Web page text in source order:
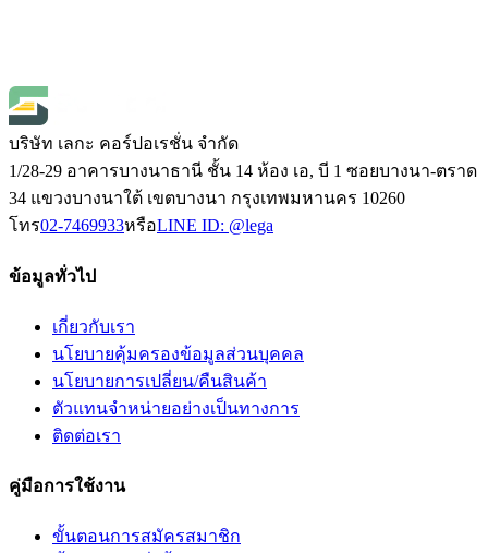
บริษัท เลกะ คอร์ปอเรชั่น จำกัด
1/28-29 อาคารบางนาธานี ชั้น 14 ห้อง เอ, บี 1 ซอยบางนา-ตราด
34 แขวงบางนาใต้ เขตบางนา กรุงเทพมหานคร 10260
โทร02-7469933หรือLINE ID: @lega
ข้อมูลทั่วไป
เกี่ยวกับเรา
นโยบายคุ้มครองข้อมูลส่วนบุคคล
นโยบายการเปลี่ยน/คืนสินค้า
ตัวแทนจำหน่ายอย่างเป็นทางการ
ติดต่อเรา
คู่มือการใช้งาน
ขั้นตอนการสมัครสมาชิก